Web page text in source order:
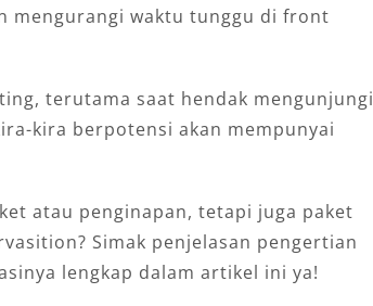
mengurangi waktu tunggu di front
terutama saat hendak mengunjungi
kira berpotensi akan mempunyai
atau penginapan, tetapi juga paket
Simak penjelasan pengertian
lengkap dalam artikel ini ya!